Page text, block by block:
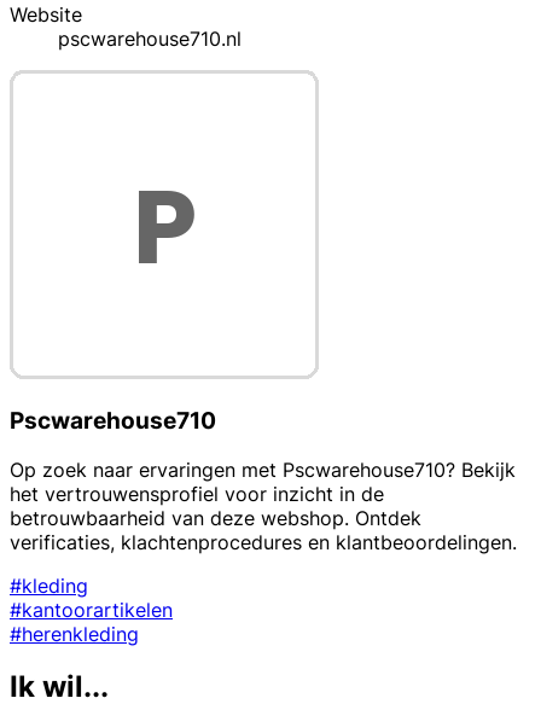
Website
pscwarehouse710.nl
Pscwarehouse710
Op zoek naar ervaringen met Pscwarehouse710? Bekijk
het vertrouwensprofiel voor inzicht in de
betrouwbaarheid van deze webshop. Ontdek
verificaties, klachtenprocedures en klantbeoordelingen.
#kleding
#kantoorartikelen
#herenkleding
Ik wil...